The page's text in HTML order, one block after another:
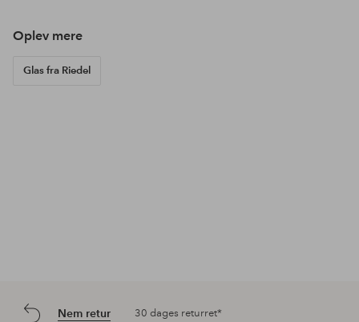
Oplev mere
Glas fra Riedel
Nem retur 30 dages returret*